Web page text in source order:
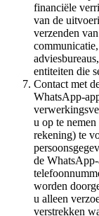
financiële
van de
verzenden
entiteiten die
Contact met
WhatsApp-
u op te
rekening) te
de
worden
u alleen
verstrekken